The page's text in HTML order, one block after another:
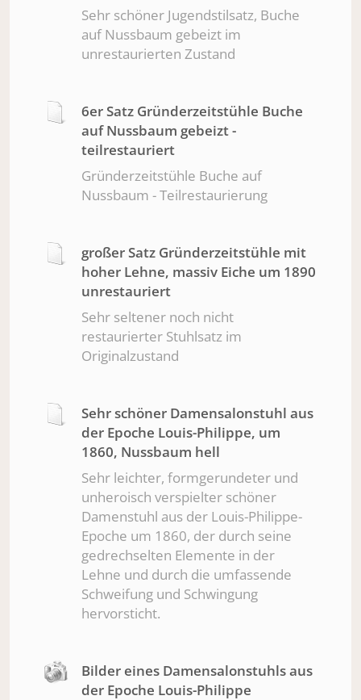
Sehr schöner Jugendstilsatz, Buche
auf Nussbaum gebeizt im
unrestaurierten Zustand
6er Satz Gründerzeitstühle Buche
auf Nussbaum gebeizt -
teilrestauriert
Gründerzeitstühle Buche auf
Nussbaum - Teilrestaurierung
großer Satz Gründerzeitstühle mit
hoher Lehne, massiv Eiche um 1890
unrestauriert
Sehr seltener noch nicht
restaurierter Stuhlsatz im
Originalzustand
Sehr schöner Damensalonstuhl aus
der Epoche Louis-Philippe, um
1860, Nussbaum hell
Sehr leichter, formgerundeter und
unheroisch verspielter schöner
Damenstuhl aus der Louis-Philippe-
Epoche um 1860, der durch seine
gedrechselten Elemente in der
Lehne und durch die umfassende
Schweifung und Schwingung
hervorsticht.
Bilder eines Damensalonstuhls aus
der Epoche Louis-Philippe